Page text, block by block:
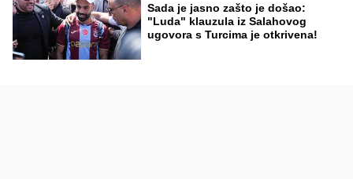
Sada je jasno zašto je došao:
"Luda" klauzula iz Salahovog
ugovora s Turcima je otkrivena!